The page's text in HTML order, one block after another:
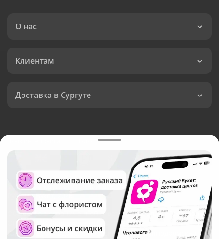
О нас
Клиентам
Доставка в Сургуте
Валюта:
Служба круглосуточной доставки цветов в Сургуте
Русский Букет, 2026
Общество с ограниченной ответственностью «Технология»
ОГРН: 1195476081745, ИНН: 5410081997
Юридический адрес: г. Новосибирск, ул. Ипподромская,